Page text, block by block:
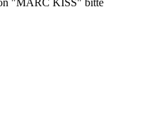
"MARC KISS" bitte